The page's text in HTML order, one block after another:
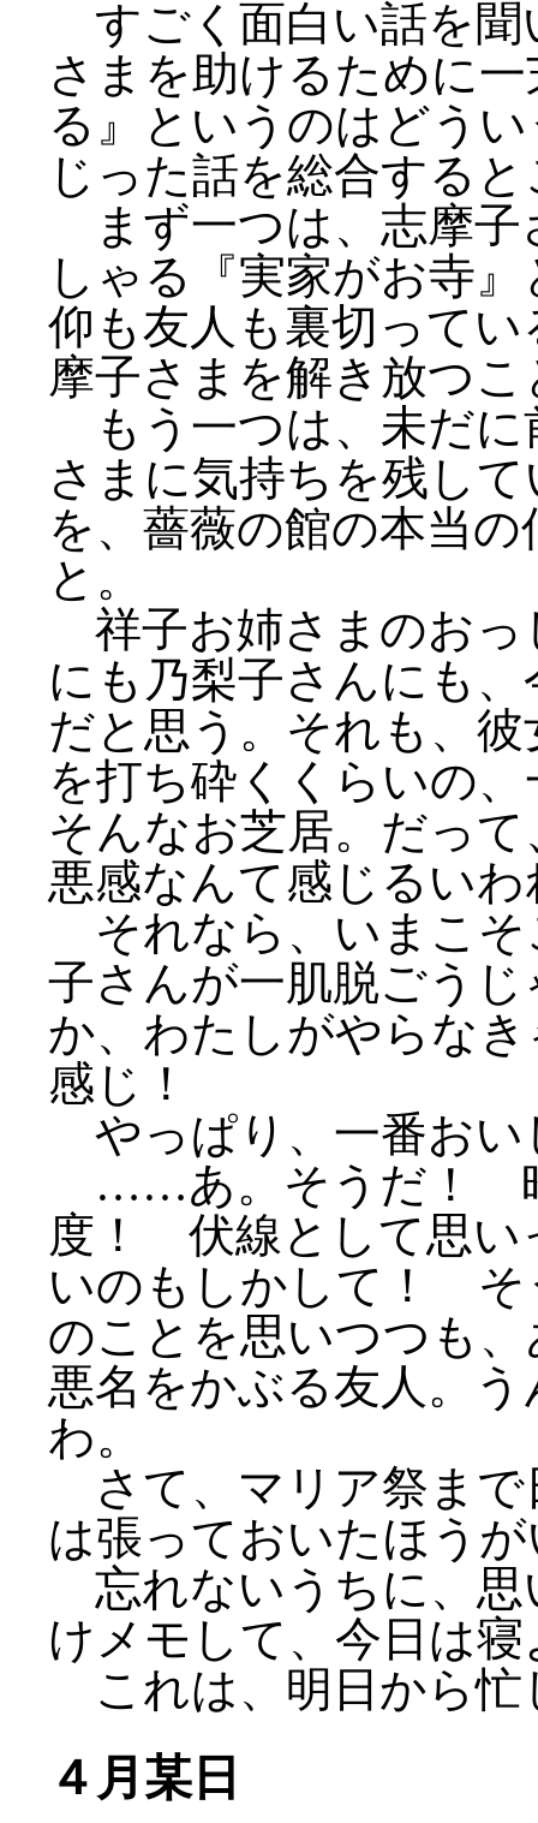
すごく面白い話を聞
さまを助けるために
る』というのはどう
じった話を総合する
まず一つは、志摩子
しゃる『実家がお寺
仰も友人も裏切って
摩子さまを解き放つこ
もう一つは、未だに
さまに気持ちを残し
を、薔薇の館の本当
と。
祥子お姉さまのおっ
にも乃梨子さんにも
だと思う。それも、
を打ち砕くくらいの
そんなお芝居。だっ
悪感なんて感じるい
それなら、いまこそ
子さんが一肌脱ごう
か、わたしがやらな
感じ！
やっぱり、一番お
……あ。そうだ！
度！ 伏線として思い
いのもしかして！
のことを思いつつも
悪名をかぶる友人。
わ。
さて、マリア祭まで
は張っておいたほう
忘れないうちに、思
けメモして、今日は寝
これは、明日から忙
４月某日